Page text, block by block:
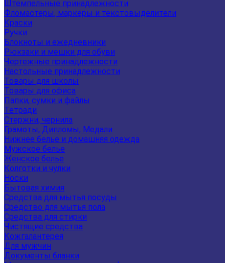
Штемпельные принадлежности
Фломастеры, маркеры и текстовыделители
Краски
Ручки
Блокноты и ежедневники
Рюкзаки и мешки для обуви
Чертежные принадлежности
Настольные принадлежности
Товары для школы
Товары для офиса
Папки, сумки и файлы
Тетради
Стержни, чернила
Грамоты, Дипломы, Медали
Нижнее белье и домашняя одежда
Мужское белье
Женское белье
Колготки и чулки
Носки
Бытовая химия
Средства для мытья посуды
Средство для мытья пола
Средства для стирки
Чистящие средства
Кожгалантерея
Для мужчин
Документы бланки